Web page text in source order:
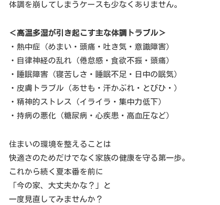
体調を崩してしまうケースも少なくありません。
＜高温多湿が引き起こす主な体調トラブル＞
・熱中症（めまい・頭痛・吐き気・意識障害）
・自律神経の乱れ（倦怠感・食欲不振・頭痛）
・睡眠障害（寝苦しさ・睡眠不足・日中の眠気）
・皮膚トラブル（あせも・汗かぶれ・とびひ・）
・精神的ストレス（イライラ・集中力低下）
・持病の悪化（糖尿病・心疾患・高血圧など）
住まいの環境を整えることは
快適さのためだけでなく家族の健康を守る第一歩。
これから続く夏本番を前に
「今の家、大丈夫かな？」と
一度見直してみませんか？